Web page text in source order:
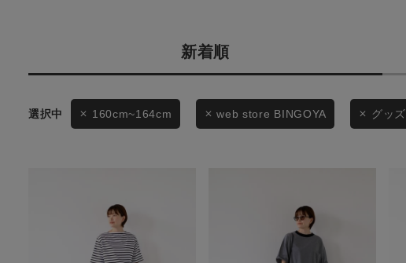
条件絞り込み検索
カテゴリから探す
スタイリングから探す
ブランドから探す
お知らせ・ご利用ガイド
セール価格
新着順
160cm~164cm web store BINGOYA グッズ